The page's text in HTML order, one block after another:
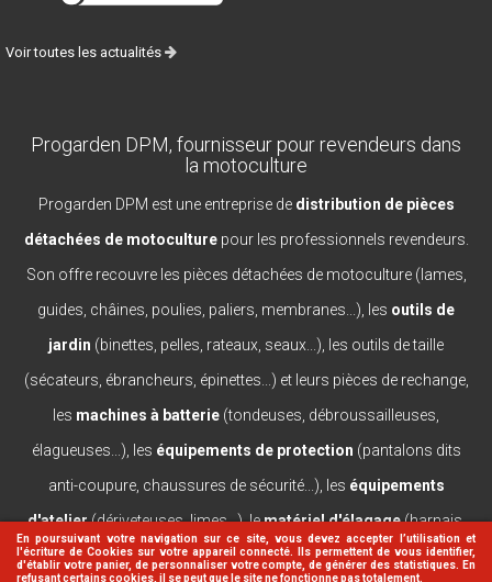
En poursuivant votre navigation sur ce site, vous devez accepter l’utilisation et
l'écriture de Cookies sur votre appareil connecté. Ils permettent de vous identifier,
d'établir votre panier, de personnaliser votre compte, de générer des statistiques. En
refusant certains cookies, il se peut que le site ne fonctionne pas totalement.
Voir toutes les actualités
Progarden DPM, fournisseur pour revendeurs dans
la motoculture
Progarden DPM est une entreprise de distribution de pièces
détachées de motoculturepour les professionnels revendeurs.
Son offre recouvre les pièces détachées de motoculture (lames,
guides, châines, poulies, paliers, membranes...), les outils de
jardin (binettes, pelles, rateaux, seaux...), les outils de taille
(sécateurs, ébrancheurs, épinettes...) et leurs pièces de rechange,
les machines à batterie (tondeuses, débroussailleuses,
élagueuses...), les équipements de protection (pantalons dits
anti-coupure, chaussures de sécurité...), les équipements
d'atelier(dériveteuses, limes...), lematériel d'élagage(harnais,
casques, lanceurs...).